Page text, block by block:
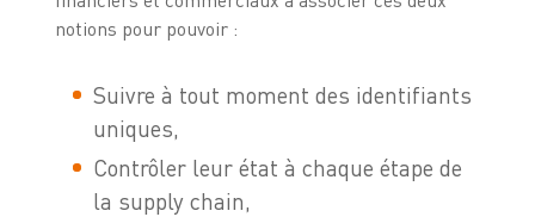
notions pour pouvoir :
Suivre à tout moment des identifiants
uniques,
Contrôler leur état à chaque étape de
la supply chain,